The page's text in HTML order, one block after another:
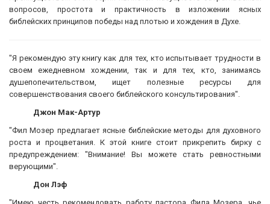
вопросов, простота и практичность в изложении ясных
библейских принципов победы над плотью и хождения в Духе.
"Я рекомендую эту книгу как для тех, кто испытывает трудности в
своем ежедневном хождении, так и для тех, кто, занимаясь
душепопечительством, ищет полезные ресурсы для
совершенствования своего библейского консультирования".
Джон Мак-Артур
"Фил Мозер предлагает ясные библейские методы для духовного
роста и процветания. К этой книге стоит прикрепить бирку с
предупреждением: "Внимание! Вы можете стать ревностными
верующими".
Дон Лэф